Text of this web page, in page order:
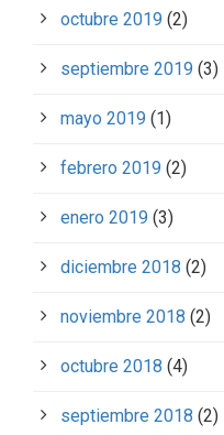
octubre 2019 (2)
septiembre 2019 (3)
mayo 2019 (1)
febrero 2019 (2)
enero 2019 (3)
diciembre 2018 (2)
noviembre 2018 (2)
octubre 2018 (4)
septiembre 2018 (2)